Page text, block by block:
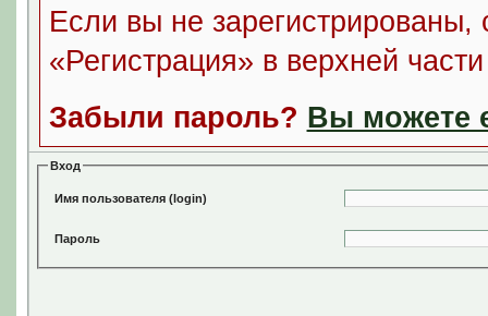
Если вы не зарегистрированы,
«Регистрация» в верхней
Забыли пароль? Вы можете
Вход
Имя пользователя (login)
Пароль